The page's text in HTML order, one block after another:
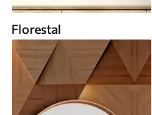
Florestal